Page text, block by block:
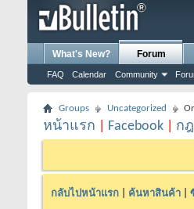
What's New? Forum
FAQ Calendar Community
Groups Uncategorized
หน้าแรก Facebook ก
กลับไปหน้าแรก ค้นหาสินค้า